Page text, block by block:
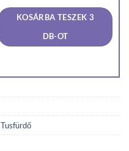
was:
1
290 Ft.
is:
226
KOSÁRBA TESZEK 3
DB-OT
Tusfürdő